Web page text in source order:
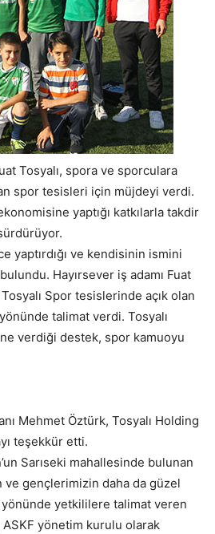
Tosyalı, spora ve sporculara
spor tesisleri için müjdeyi verdi.
yaptığı katkılarla takdir
yaptırdığı ve kendisinin ismini
Hayırsever iş adamı Fuat
Spor tesislerinde açık olan
talimat verdi. Tosyalı
verdiği destek, spor kamuoyu
Mehmet Öztürk, Tosyalı Holding
teşekkür etti.
Sarıseki mahallesinde bulunan
ve gençlerimizin daha da güzel
yetkililere talimat veren
ASKF yönetim kurulu olarak